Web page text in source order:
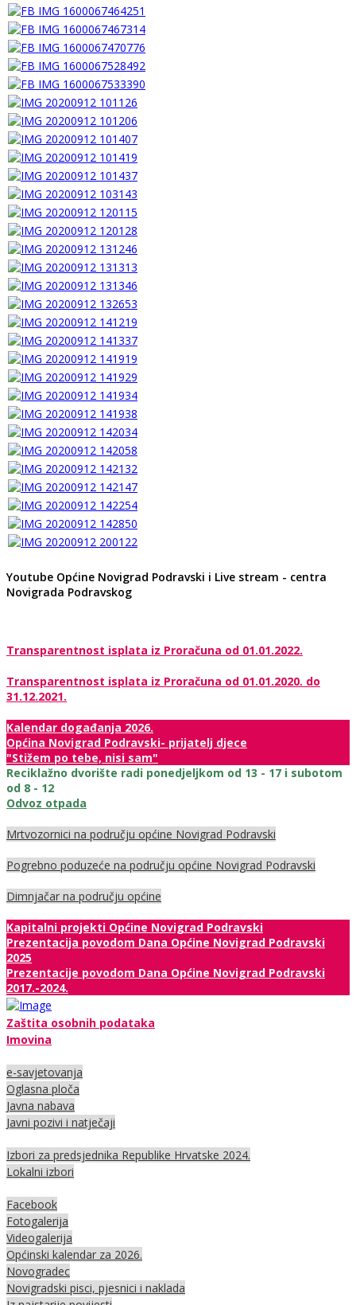
Youtube Općine Novigrad Podravski i Live stream - centra
Novigrada Podravskog
Transparentnost isplata iz Proračuna od 01.01.2022.
Transparentnost isplata iz Proračuna od 01.01.2020. do
31.12.2021.
Kalendar događanja 2026.
Općina Novigrad Podravski- prijatelj djece
"Stižem po tebe, nisi sam"
Reciklažno dvorište radi ponedjeljkom od 13 - 17 i subotom
od 8 - 12
Odvoz otpada
Mrtvozornici na području općine Novigrad Podravski
Pogrebno poduzeće na području općine Novigrad Podravski
Dimnjačar na području općine
Kapitalni projekti Općine Novigrad Podravski
Prezentacija povodom Dana Općine Novigrad Podravski
2025
Prezentacije povodom Dana Općine Novigrad Podravski
2017.-2024.
Zaštita osobnih podataka
Imovina
e-savjetovanja
Oglasna ploča
Javna nabava
Javni pozivi i natječaji
Izbori za predsjednika Republike Hrvatske 2024.
Lokalni izbori
Facebook
Fotogalerija
Videogalerija
Općinski kalendar za 2026.
Novogradec
Novigradski pisci, pjesnici i naklada